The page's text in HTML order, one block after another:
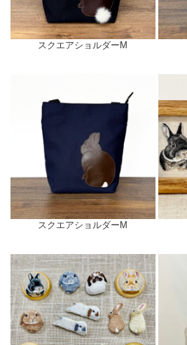
スクエアショルダーM
スクエアショルダーM